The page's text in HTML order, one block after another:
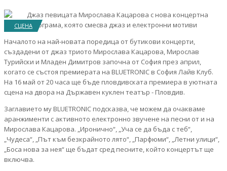
СЦЕНА
Началото на най-новата поредица от бутикови концерти,
създадени от джаз триото Мирослава Кацарова, Мирослав
Турийски и Младен Димитров започна от София през април,
когато се състоя премиерата на BLUETRONIC в София Лайв Клуб.
На 16 май от 20 часа ще бъде пловдивската премиера в уютната
сцена на двора на Държавен куклен театър - Пловдив.
Заглавието му BLUETRONIC подсказва, че можем да очакваме
аранжименти с активното електронно звучене на песни от и на
Мирослава Кацарова. „Иронично“, „Уча се да бъда с теб“,
„Чудеса“, „Път към безкрайното лято“, „Парфюми“, „Летни улици“,
„Боса нова за нея“ ще бъдат сред песните, който концертът ще
включва.